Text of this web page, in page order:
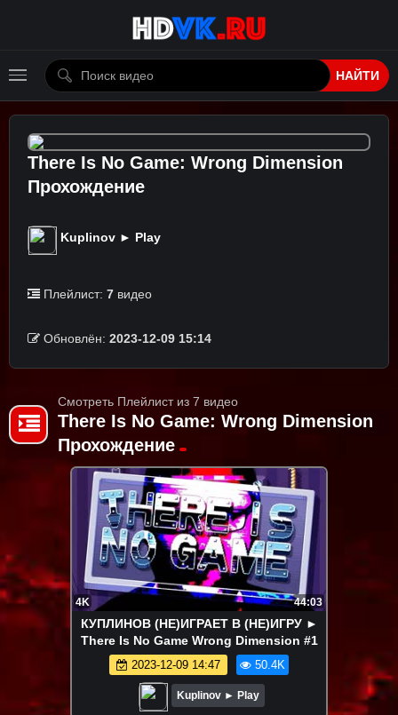
НАЙТИ
There Is No Game: Wrong Dimension
Прохождение
Kuplinov ► Play
Плейлист: 7 видео
Обновлён: 2023-12-09 15:14
Смотреть Плейлист из 7 видео
There Is No Game: Wrong Dimension
Прохождение
4K 44:03
КУПЛИНОВ (НЕ)ИГРАЕТ В (НЕ)ИГРУ ►
There Is No Game Wrong Dimension #1
2023-12-09 14:47 50.4K
Kuplinov ► Play